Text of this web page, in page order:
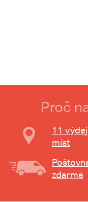
Proč
11
míst
zdarma